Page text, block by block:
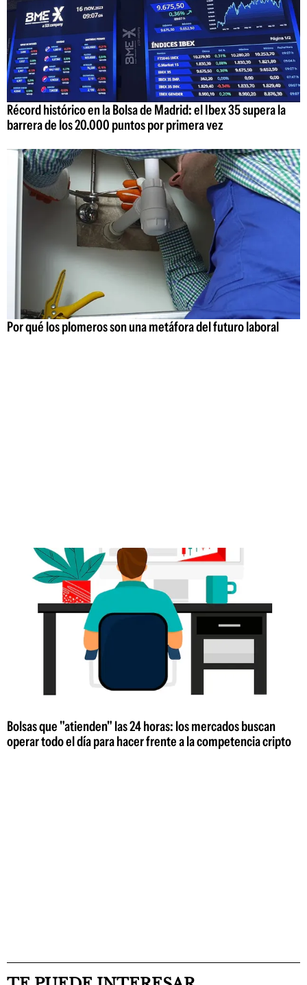
Récord histórico en la Bolsa de Madrid: el Ibex 35 supera la
barrera de los 20.000 puntos por primera vez
Por qué los plomeros son una metáfora del futuro laboral
Bolsas que "atienden" las 24 horas: los mercados buscan
operar todo el día para hacer frente a la competencia cripto